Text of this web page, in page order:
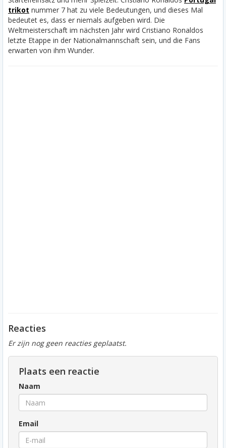
trikot nummer 7 hat zu viele Bedeutungen, und dieses Mal
bedeutet es, dass er niemals aufgeben wird. Die
Weltmeisterschaft im nächsten Jahr wird Cristiano Ronaldos
letzte Etappe in der Nationalmannschaft sein, und die Fans
erwarten von ihm Wunder.
Reacties
Er zijn nog geen reacties geplaatst.
Plaats een reactie
Naam
Email